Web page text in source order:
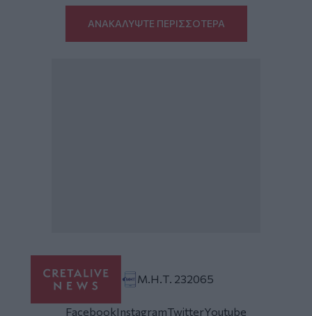
ΑΝΑΚΑΛΥΨΤΕ ΠΕΡΙΣΣΟΤΕΡΑ
Μ.Η.Τ. 232065
FacebookInstagramTwitterYoutube